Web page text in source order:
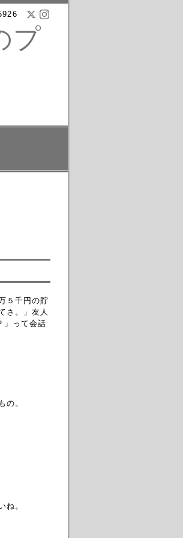
プ
５千円の貯
さ。」友人
」って会話
の。
ね。